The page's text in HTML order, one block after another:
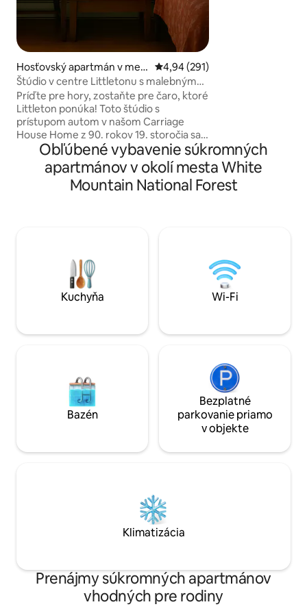
Hosťovský apartmán v mest
e Littleton
Priemerné ohodnotenie 4,94 z
4,94 (291)
Štúdio v centre Littletonu s malebným
výhľadom na rieku
Príďte pre hory, zostaňte pre čaro, ktoré
Littleton ponúka! Toto štúdio s
prístupom autom v našom Carriage
House Home z 90. rokov 19. storočia sa
nachádza vysoko nad brehom rieky
Ammonoosuc v centre Littletonu. Po dni
turistických potuliek, lyžovania alebo
bicyklovania sa môžete vydať na
rozkladacou pohovkou a plne
vybavenou kuchyňou. Je ideálne na
pohodlný pobyt, počas ktorého môžete
spoznávať mesto alebo zažiť hory!
Obľúbené vybavenie súkromných
apartmánov v okolí mesta White
Mountain National Forest
Kuchyňa Wi-Fi
Bazén
Bezplatné
parkovanie priamo
v objekte
Klimatizácia
Prenájmy súkromných apartmánov
vhodných pre rodiny